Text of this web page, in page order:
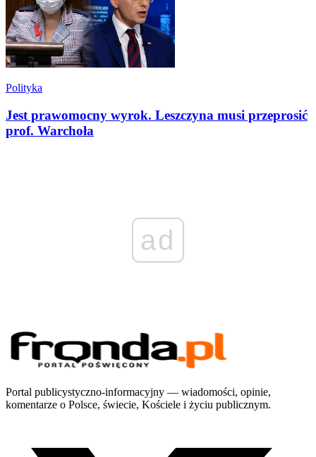
Polityka
Jest prawomocny wyrok. Leszczyna musi przeprosić
prof. Warchoła
ad
Portal publicystyczno-informacyjny — wiadomości, opinie,
komentarze o Polsce, świecie, Kościele i życiu publicznym.